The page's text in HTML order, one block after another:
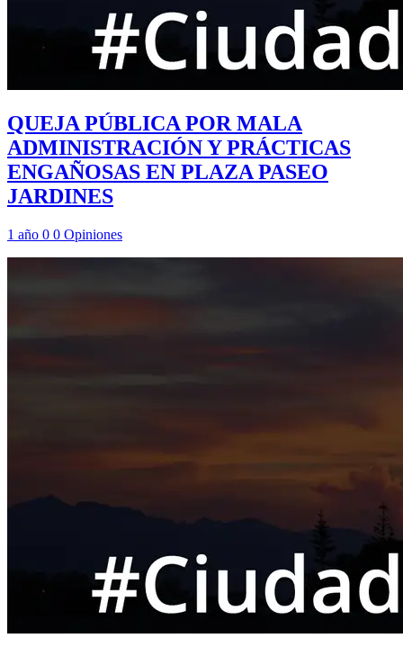
QUEJA PÚBLICA POR MALA
ADMINISTRACIÓN Y PRÁCTICAS
ENGAÑOSAS EN PLAZA PASEO
JARDINES
1 año 0 0 Opiniones